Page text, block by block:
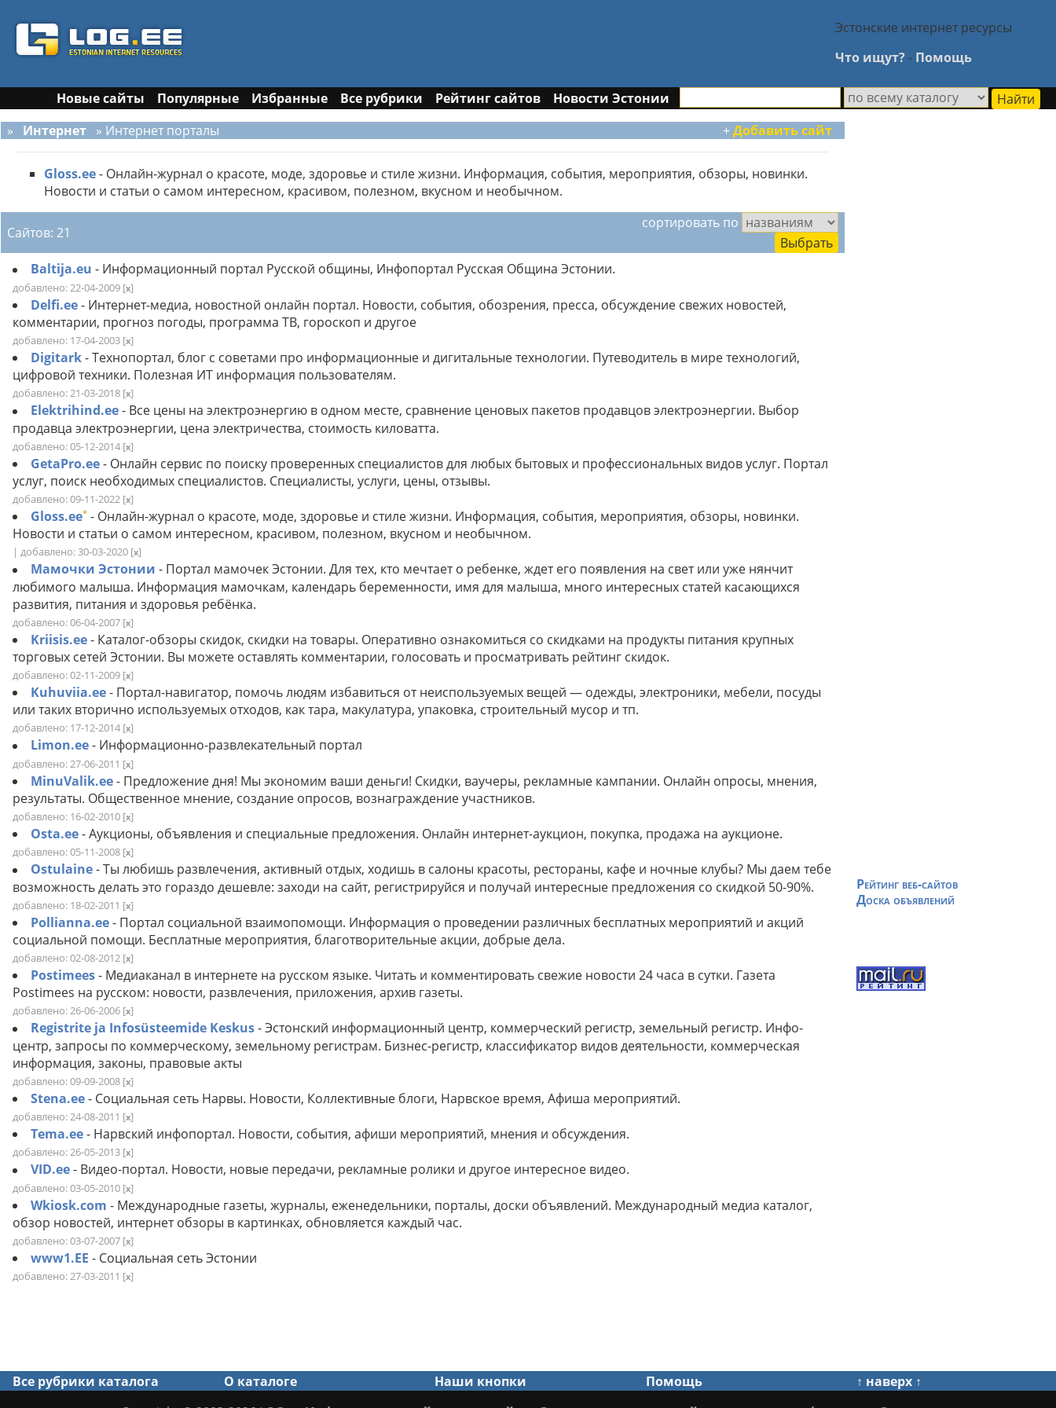
Эстонские интернет ресурсы
Что ищут?- Помощь
Новые сайты Популярные Избранные Все рубрики Рейтинг сайтов
Новости Эстонии
»
Интернет » Интернет порталы +Добавить сайт
Gloss.ee- Онлайн-журнал о красоте, моде, здоровье и стиле жизни. Информация, события, мероприятия, обзоры, новинки.
Новости и статьи о самом интересном, красивом, полезном, вкусном и необычном.
Сайтов: 21
сортировать по
Baltija.eu - Информационный портал Русской общины, Инфопортал Русская Община Эстонии.
добавлено: 22-04-2009 [x]
Delfi.ee- Интернет-медиа, новостной онлайн портал. Новости, события, обозрения, пресса, обсуждение свежих новостей,
комментарии, прогноз погоды, программа ТВ, гороскоп и другое
добавлено: 17-04-2003 [x]
Digitark- Технопортал, блог с советами про информационные и дигитальные технологии. Путеводитель в мире технологий,
цифровой техники. Полезная ИТ информация пользователям.
добавлено: 21-03-2018 [x]
Elektrihind.ee- Все цены на электроэнергию в одном месте, сравнение ценовых пакетов продавцов электроэнергии. Выбор
продавца электроэнергии, цена электричества, стоимость киловатта.
добавлено: 05-12-2014 [x]
GetaPro.ee- Онлайн сервис по поиску проверенных специалистов для любых бытовых и профессиональных видов услуг. Портал
услуг, поиск необходимых специалистов. Специалисты, услуги, цены, отзывы.
добавлено: 09-11-2022 [x]
Gloss.ee* - Онлайн-журнал о красоте, моде, здоровье и стиле жизни. Информация, события, мероприятия, обзоры, новинки.
Новости и статьи о самом интересном, красивом, полезном, вкусном и необычном.
| добавлено: 30-03-2020 [x]
Мамочки Эстонии - Портал мамочек Эстонии. Для тех, кто мечтает о ребенке, ждет его появления на свет или уже нянчит
любимого малыша. Информация мамочкам, календарь беременности, имя для малыша, много интересных статей касающихся
развития, питания и здоровья ребёнка.
добавлено: 06-04-2007 [x]
Kriisis.ee- Каталог-обзоры скидок, скидки на товары. Оперативно ознакомиться со скидками на продукты питания крупных
торговых сетей Эстонии. Вы можете оставлять комментарии, голосовать и просматривать рейтинг скидок.
добавлено: 02-11-2009 [x]
Kuhuviia.ee- Портал-навигатор, помочь людям избавиться от неиспользуемых вещей — одежды, электроники, мебели, посуды
или таких вторично используемых отходов, как тара, макулатура, упаковка, строительный мусор и тп.
добавлено: 17-12-2014 [x]
Limon.ee- Информационно-развлекательный портал
добавлено: 27-06-2011 [x]
MinuValik.ee- Предложение дня! Мы экономим ваши деньги! Скидки, ваучеры, рекламные кампании. Онлайн опросы, мнения,
результаты. Общественное мнение, создание опросов, вознаграждение участников.
добавлено: 16-02-2010 [x]
Osta.ee- Аукционы, объявления и специальные предложения. Онлайн интернет-аукцион, покупка, продажа на аукционе.
добавлено: 05-11-2008 [x]
Ostulaine- Ты любишь развлечения, активный отдых, ходишь в салоны красоты, рестораны, кафе и ночные клубы? Мы даем тебе
возможность делать это гораздо дешевле: заходи на сайт, регистрируйся и получай интересные предложения со скидкой 50-90%.
добавлено: 18-02-2011 [x]
Pollianna.ee- Портал социальной взаимопомощи. Информация о проведении различных бесплатных мероприятий и акций
социальной помощи. Бесплатные мероприятия, благотворительные акции, добрые дела.
добавлено: 02-08-2012 [x]
Postimees- Медиаканал в интернете на русском языке. Читать и комментировать свежие новости 24 часа в сутки. Газета
Postimees на русском: новости, развлечения, приложения, архив газеты.
добавлено: 26-06-2006 [x]
Registrite ja Infosüsteemide Keskus- Эстонский информационный центр, коммерческий регистр, земельный регистр. Инфо-
центр, запросы по коммерческому, земельному регистрам. Бизнес-регистр, классификатор видов деятельности, коммерческая
информация, законы, правовые акты
добавлено: 09-09-2008 [x]
Stena.ee- Социальная сеть Нарвы. Новости, Коллективные блоги, Нарвское время, Афиша мероприятий.
добавлено: 24-08-2011 [x]
Tema.ee- Нарвский инфопортал. Новости, события, афиши мероприятий, мнения и обсуждения.
добавлено: 26-05-2013 [x]
VID.ee- Видео-портал. Новости, новые передачи, рекламные ролики и другое интересное видео.
добавлено: 03-05-2010 [x]
Wkiosk.com - Международные газеты, журналы, еженедельники, порталы, доски объявлений. Международный медиа каталог,
обзор новостей, интернет обзоры в картинках, обновляется каждый час.
добавлено: 03-07-2007 [x]
www1.EE - Социальная сеть Эстонии
добавлено: 27-03-2011 [x]
Рейтинг веб-сайтов
Доска объявлений
Все рубрики каталога О каталоге Наши кнопки Помощь
↑ наверх ↑